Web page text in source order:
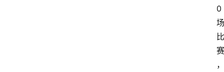
0
场
比
赛
，